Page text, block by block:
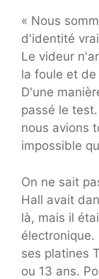
« Nous
d'identité
Le videur
la foule et
D'une
passé le
nous avions
impossible
On ne sait
Hall avait
là, mais il
ses platines
ou 13 ans.